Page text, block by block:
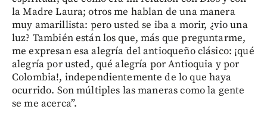
la Madre Laura; otros me hablan de una manera
muy amarillista: pero usted se iba a morir, ¿vio una
luz? También están los que, más que preguntarme,
me expresan esa alegría del antioqueño clásico: ¡qué
alegría por usted, qué alegría por Antioquia y por
Colombia!, independientemente de lo que haya
ocurrido. Son múltiples las maneras como la gente
se me acerca”.